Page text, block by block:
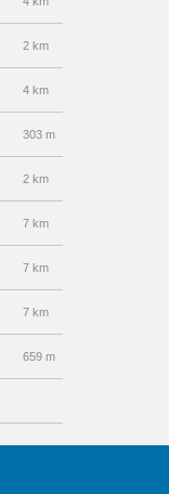
2 km
4 km
303 m
2 km
7 km
7 km
7 km
659 m